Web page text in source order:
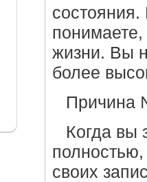
понимаете,
жизни. Вы
более
Причина
Когда вы
своих